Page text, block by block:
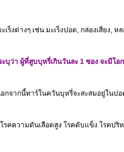
างๆ เช่น มะเร็งปอด, กล่องเสียง, ห
ว่า ผู้ที่สูบบุหรี่เกินวันละ 1 ซอง จะมีโ
ากนี้ทาร์ในควันบุหรี่จะสะสมอยู่ในปอ
ความดันเลือดสูง โรคตับแข็ง โรคปริ